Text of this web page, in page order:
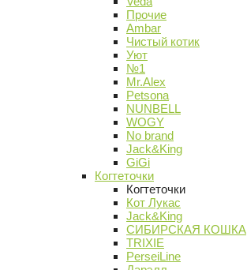
Прочие
Ambar
Чистый котик
Уют
№1
Mr.Alex
Petsona
NUNBELL
WOGY
No brand
Jack&King
GiGi
Когтеточки
Когтеточки
Кот Лукас
Jack&King
СИБИРСКАЯ КОШКА
TRIXIE
PerseiLine